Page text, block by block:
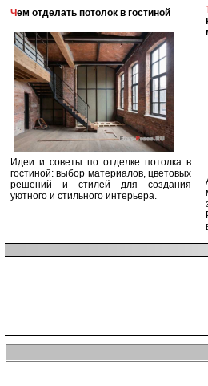
Чем отделать потолок в гостиной
Идеи и советы по отделке потолка в
гостиной: выбор материалов, цветовых
решений и стилей для создания
уютного и стильного интерьера.